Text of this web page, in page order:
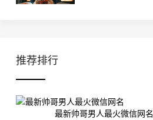
推荐排行
最新帅哥男人最火微信网名